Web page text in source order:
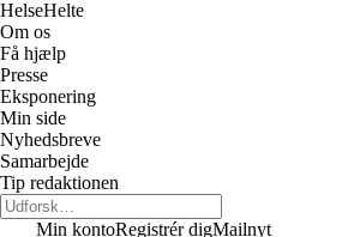
HelseHelte
Om os
Få hjælp
Presse
Eksponering
Min side
Nyhedsbreve
Samarbejde
Tip redaktionen
Min kontoRegistrér digMailnyt